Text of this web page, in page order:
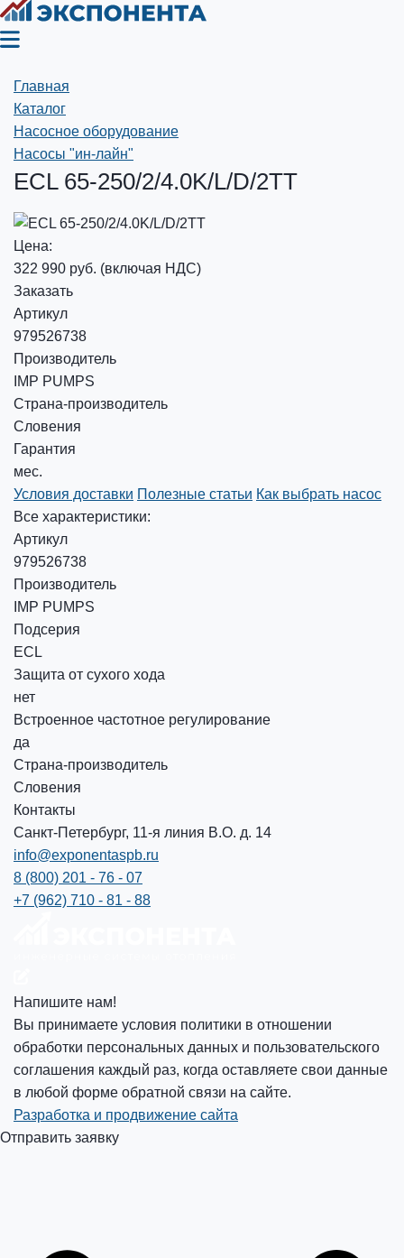
Главная
Каталог
Насосное оборудование
Насосы "ин-лайн"
ECL 65-250/2/4.0K/L/D/2TT
Цена:
322 990 руб. (включая НДС)
Заказать
Артикул
979526738
Производитель
IMP PUMPS
Страна-производитель
Словения
Гарантия
мес.
Условия доставки Полезные статьи Как выбрать насос
Все характеристики:
Артикул
979526738
Производитель
IMP PUMPS
Подсерия
ECL
Защита от сухого хода
нет
Встроенное частотное регулирование
да
Страна-производитель
Словения
Контакты
Санкт-Петербург, 11-я линия В.О. д. 14
info@exponentaspb.ru
8 (800) 201 - 76 - 07
+7 (962) 710 - 81 - 88
Напишите нам!
Вы принимаете условия политики в отношении
обработки персональных данных и пользовательского
соглашения каждый раз, когда оставляете свои данные
в любой форме обратной связи на сайте.
Разработка и продвижение сайта
Отправить заявку